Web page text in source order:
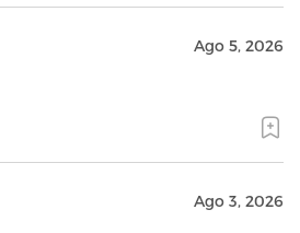
Ago 5, 2026
Ago 3, 2026